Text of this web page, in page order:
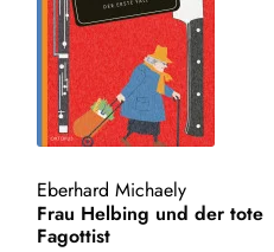
Eberhard Michaely
Frau Helbing und der tote
Fagottist